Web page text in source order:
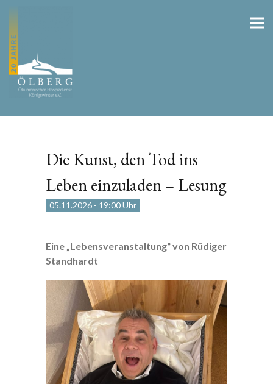
Die Kunst, den Tod ins
Leben einzuladen – Lesung
05.11.2026- 19:00 Uhr
Eine „Lebensveranstaltung“ von Rüdiger
Standhardt